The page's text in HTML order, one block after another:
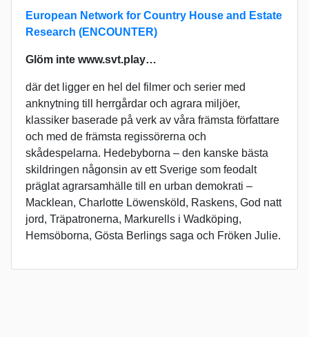
European Network for Country House and Estate
Research (ENCOUNTER)
Glöm inte www.svt.play…
där det ligger en hel del filmer och serier med
anknytning till herrgårdar och agrara miljöer,
klassiker baserade på verk av våra främsta författare
och med de främsta regissörerna och
skådespelarna. Hedebyborna – den kanske bästa
skildringen någonsin av ett Sverige som feodalt
präglat agrarsamhälle till en urban demokrati –
Macklean, Charlotte Löwensköld, Raskens, God natt
jord, Träpatronerna, Markurells i Wadköping,
Hemsöborna, Gösta Berlings saga och Fröken Julie.